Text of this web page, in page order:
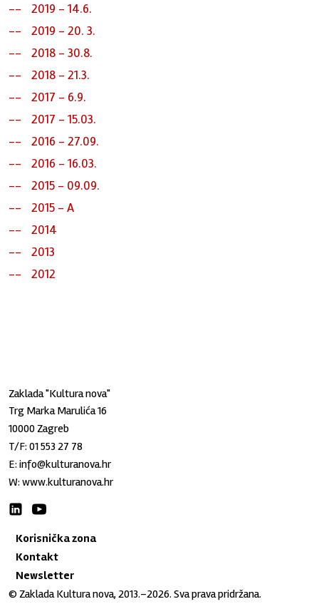
2019 - 14.6.
2019 - 20. 3.
2018 - 30.8.
2018 - 21.3.
2017 - 6.9.
2017 - 15.03.
2016 - 27.09.
2016 - 16.03.
2015 - 09.09.
2015 - A
2014
2013
2012
Zaklada "Kultura nova"
Trg Marka Marulića 16
10000 Zagreb
T/F:01 553 27 78
E:info@kulturanova.hr
W:www.kulturanova.hr
Korisnička zona
Kontakt
Newsletter
© Zaklada Kultura nova, 2013.–2026. Sva prava pridržana.